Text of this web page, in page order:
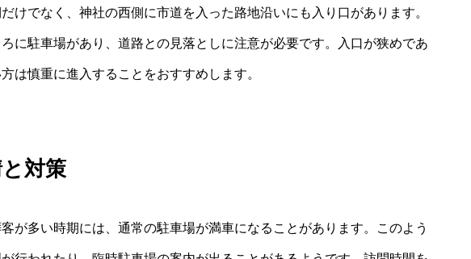
けでなく、神社の西側に市道を入った路地沿いにも入り口があります。
に駐車場があり、道路との見落としに注意が必要です。入口が狭めであ
は慎重に進入することをおすすめします。
対策
が多い時期には、通常の駐車場が満車になることがあります。このよう